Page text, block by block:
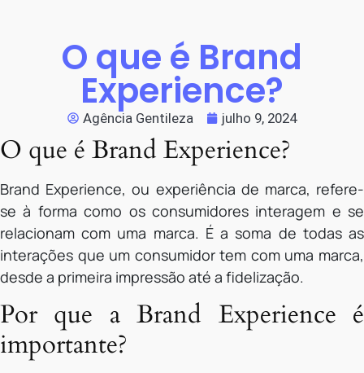
O que é Brand
Experience?
Agência Gentileza julho 9, 2024
O que é Brand Experience?
Brand Experience, ou experiência de marca, refere-
se à forma como os consumidores interagem e se
relacionam com uma marca. É a soma de todas as
interações que um consumidor tem com uma marca,
desde a primeira impressão até a fidelização.
Por que a Brand Experience é
importante?